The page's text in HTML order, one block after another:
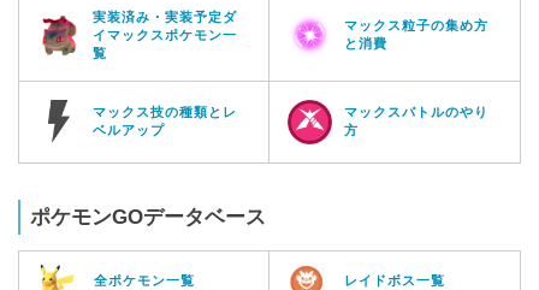
実装済み・実装予定ダ
イマックスポケモン一
覧
マックス粒子の集め方
と消費
マックス技の種類とレ
ベルアップ
マックスバトルのやり
方
ポケモンGOデータベース
全ポケモン一覧 レイドボス一覧